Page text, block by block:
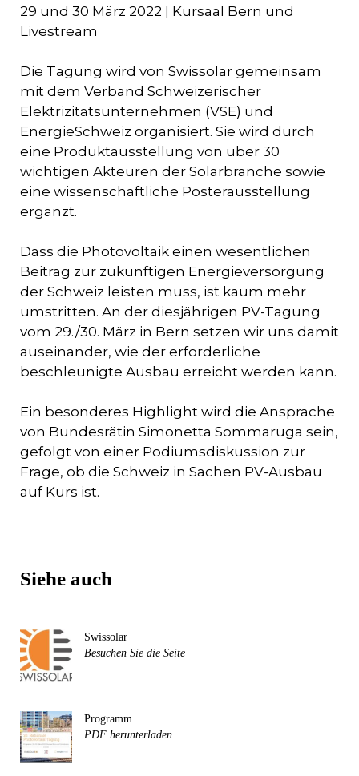
29 und 30 März 2022 | Kursaal Bern und
Livestream
Die Tagung wird von Swissolar gemeinsam
mit dem Verband Schweizerischer
Elektrizitätsunternehmen (VSE) und
EnergieSchweiz organisiert. Sie wird durch
eine Produktausstellung von über 30
wichtigen Akteuren der Solarbranche sowie
eine wissenschaftliche Posterausstellung
ergänzt.
Dass die Photovoltaik einen wesentlichen
Beitrag zur zukünftigen Energieversorgung
der Schweiz leisten muss, ist kaum mehr
umstritten. An der diesjährigen PV-Tagung
vom 29./30. März in Bern setzen wir uns damit
auseinander, wie der erforderliche
beschleunigte Ausbau erreicht werden kann.
Ein besonderes Highlight wird die Ansprache
von Bundesrätin Simonetta Sommaruga sein,
gefolgt von einer Podiumsdiskussion zur
Frage, ob die Schweiz in Sachen PV-Ausbau
auf Kurs ist.
Siehe auch
Swissolar
Besuchen Sie die Seite
Programm
PDF herunterladen